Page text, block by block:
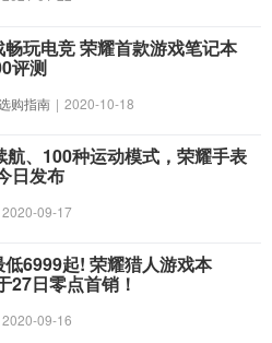
玩电竞 荣耀首款游戏笔记本
评测
购指南 | 2020-10-18
航、100种运动模式，荣耀手表
日发布
2020-09-17
6999起! 荣耀猎人游戏本
27日零点首销！
2020-09-16